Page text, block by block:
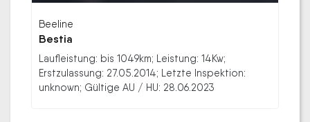
Beeline
Bestia
Laufleistung: bis 1049km; Leistung: 14Kw;
Erstzulassung: 27.05.2014; Letzte Inspektion:
unknown; Gültige AU / HU: 28.06.2023